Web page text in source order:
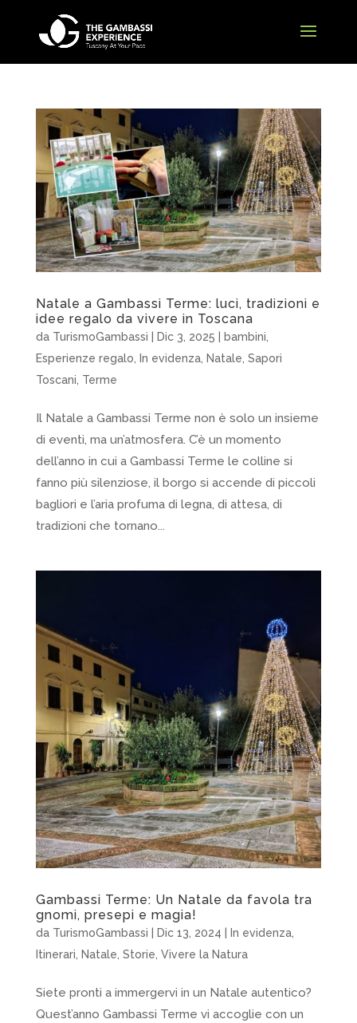
Natale a Gambassi Terme: luci, tradizioni e
idee regalo da vivere in Toscana
da TurismoGambassi Dic 3, 2025 bambini,
Esperienze regalo, In evidenza, Natale, Sapori
Toscani, Terme
Il Natale a Gambassi Terme non è solo un insieme
di eventi, ma un’atmosfera. C’è un momento
dell’anno in cui a Gambassi Terme le colline si
fanno più silenziose, il borgo si accende di piccoli
bagliori e l’aria profuma di legna, di attesa, di
tradizioni che tornano...
Gambassi Terme: Un Natale da favola tra
gnomi, presepi e magia!
da TurismoGambassi Dic 13, 2024 In evidenza,
Itinerari
Natale Storie Vivere la Natura
Siete pronti a immergervi in un Natale autentico?
Quest’anno Gambassi Terme vi accoglie con un